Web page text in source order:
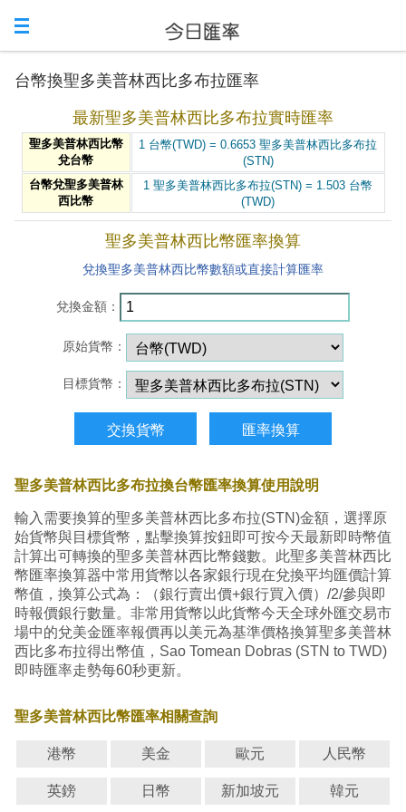
台幣換聖多美普林西比多布拉匯率
最新聖多美普林西比多布拉實時匯率
聖多美普林西比幣
兌台幣
1 台幣(TWD) = 0.6653 聖多美普林西比多布拉
(STN)
台幣兌聖多美普林
西比幣
1 聖多美普林西比多布拉(STN) = 1.503 台幣
(TWD)
聖多美普林西比幣匯率換算
兌換聖多美普林西比幣數額或直接計算匯率
兌換金額：
原始貨幣：
目標貨幣：
聖多美普林西比多布拉換台幣匯率換算使用說明
輸入需要換算的聖多美普林西比多布拉(STN)金額，選擇原
始貨幣與目標貨幣，點擊換算按鈕即可按今天最新即時幣值
計算出可轉換的聖多美普林西比幣錢數。此聖多美普林西比
幣匯率換算器中常用貨幣以各家銀行現在兌換平均匯價計算
幣值，換算公式為：（銀行賣出價+銀行買入價）/2/參與即
時報價銀行數量。非常用貨幣以此貨幣今天全球外匯交易市
場中的兌美金匯率報價再以美元為基準價格換算聖多美普林
西比多布拉得出幣值，Sao Tomean Dobras (STN to TWD)
即時匯率走勢每60秒更新。
聖多美普林西比幣匯率相關查詢
港幣 美金 歐元 人民幣
英鎊 日幣 新加坡元 韓元